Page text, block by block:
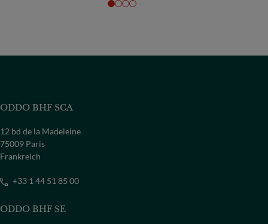
ODDO BHF SCA
12 bd de la Madeleine
75009 Paris
Frankreich
+33 1 44 51 85 00
ODDO BHF SE